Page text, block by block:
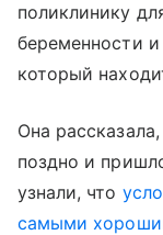
поликлинику
беременности
который
Она
поздно и
узнали, что
самыми